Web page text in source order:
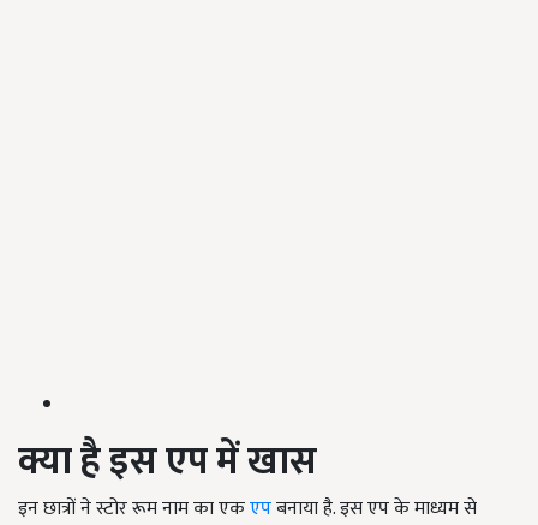
क्या है इस एप में खास
इन छात्रों ने स्टोर रूम नाम का एकएपबनाया है. इस एप के माध्यम से